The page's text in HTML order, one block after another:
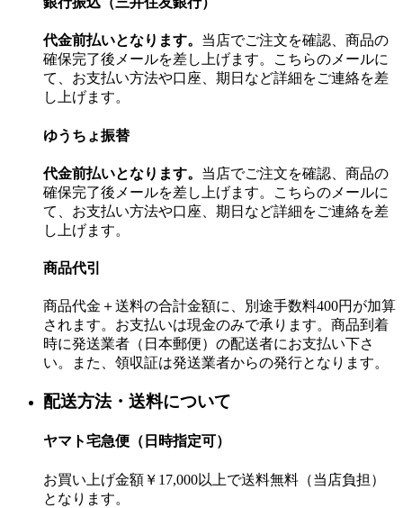
代金前払いとなります。 当店でご注文を確認、商品の
確保完了後メールを差し上げます。こちらのメールに
て、お支払い方法や口座、期日など詳細をご連絡を差
し上げます。
ゆうちょ振替
代金前払いとなります。 当店でご注文を確認、商品の
確保完了後メールを差し上げます。こちらのメールに
て、お支払い方法や口座、期日など詳細をご連絡を差
し上げます。
商品代引
商品代金＋送料の合計金額に、別途手数料400円が加算
されます。お支払いは現金のみで承ります。商品到着
時に発送業者（日本郵便）の配送者にお支払い下さ
い。また、領収証は発送業者からの発行となります。
配送方法・送料について
ヤマト宅急便（日時指定可）
お買い上げ金額￥17,000以上で送料無料（当店負担）
となります。